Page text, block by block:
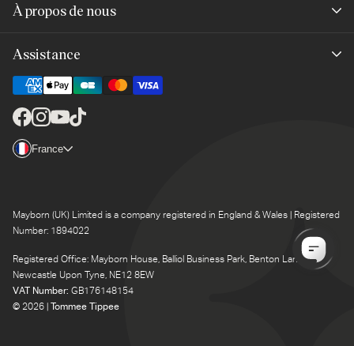
À propos de nous
Pour la planète
Mayborn Group
Mentions légales
Satisfait ou remboursé
Assistance
Aides et conseils
Nous contacter
Livraison
Assistance produit
Pays/région
France
Mayborn (UK) Limited is a company registered in England & Wales | Registered
Number: 1894022
Registered Office: Mayborn House, Balliol Business Park, Benton Lane,
Newcastle Upon Tyne, NE12 8EW
VAT Number: GB176148154
© 2026 | Tommee Tippee